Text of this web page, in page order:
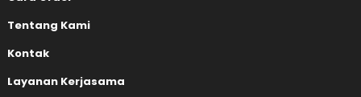
Tentang Kami
Kontak
Layanan Kerjasama